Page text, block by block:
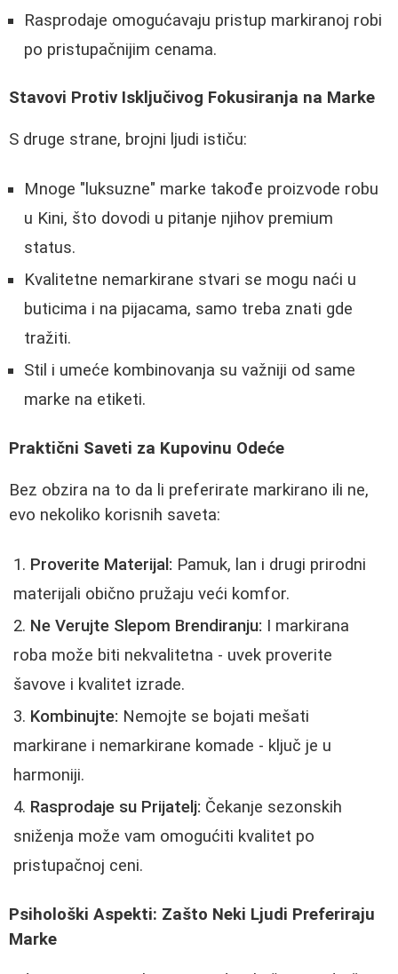
Rasprodaje omogućavaju pristup markiranoj robi
po pristupačnijim cenama.
Stavovi Protiv Isključivog Fokusiranja na Marke
S druge strane, brojni ljudi ističu:
Mnoge "luksuzne" marke takođe proizvode robu
u Kini, što dovodi u pitanje njihov premium
status.
Kvalitetne nemarkirane stvari se mogu naći u
buticima i na pijacama, samo treba znati gde
tražiti.
Stil i umeće kombinovanja su važniji od same
marke na etiketi.
Praktični Saveti za Kupovinu Odeće
Bez obzira na to da li preferirate markirano ili ne,
evo nekoliko korisnih saveta:
Proverite Materijal: Pamuk, lan i drugi prirodni
materijali obično pružaju veći komfor.
Ne Verujte Slepom Brendiranju: I markirana
roba može biti nekvalitetna - uvek proverite
šavove i kvalitet izrade.
Kombinujte: Nemojte se bojati mešati
markirane i nemarkirane komade - ključ je u
harmoniji.
Rasprodaje su Prijatelj: Čekanje sezonskih
sniženja može vam omogućiti kvalitet po
pristupačnoj ceni.
Psihološki Aspekti: Zašto Neki Ljudi Preferiraju
Marke